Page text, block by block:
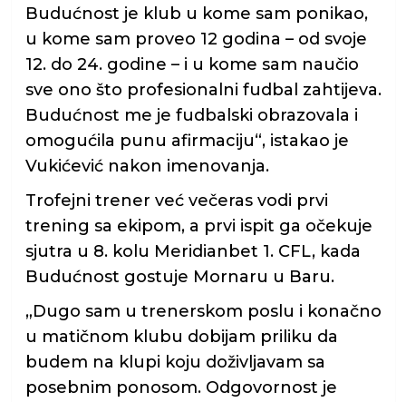
Budućnost je klub u kome sam ponikao,
u kome sam proveo 12 godina – od svoje
12. do 24. godine – i u kome sam naučio
sve ono što profesionalni fudbal zahtijeva.
Budućnost me je fudbalski obrazovala i
omogućila punu afirmaciju“, istakao je
Vukićević nakon imenovanja.
Trofejni trener već večeras vodi prvi
trening sa ekipom, a prvi ispit ga očekuje
sjutra u 8. kolu Meridianbet 1. CFL, kada
Budućnost gostuje Mornaru u Baru.
„Dugo sam u trenerskom poslu i konačno
u matičnom klubu dobijam priliku da
budem na klupi koju doživljavam sa
posebnim ponosom. Odgovornost je